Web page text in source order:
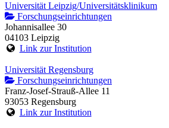
Universität Leipzig/Universitätsklinikum
Forschungseinrichtungen
Johannisallee 30
04103 Leipzig
Link zur Institution
Universität Regensburg
Forschungseinrichtungen
Franz-Josef-Strauß-Allee 11
93053 Regensburg
Link zur Institution